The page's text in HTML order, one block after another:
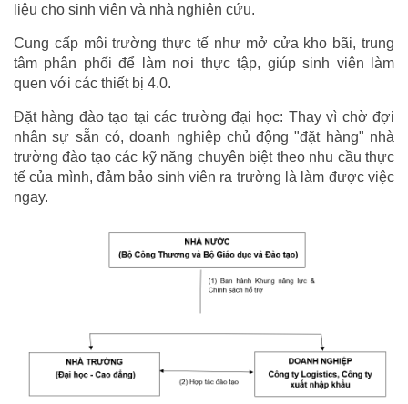
liệu cho sinh viên và nhà nghiên cứu.
Cung cấp môi trường thực tế như mở cửa kho bãi, trung
tâm phân phối để làm nơi thực tập, giúp sinh viên làm
quen với các thiết bị 4.0.
Đặt hàng đào tạo tại các trường đại học: Thay vì chờ đợi
nhân sự sẵn có, doanh nghiệp chủ động "đặt hàng" nhà
trường đào tạo các kỹ năng chuyên biệt theo nhu cầu thực
tế của mình, đảm bảo sinh viên ra trường là làm được việc
ngay.